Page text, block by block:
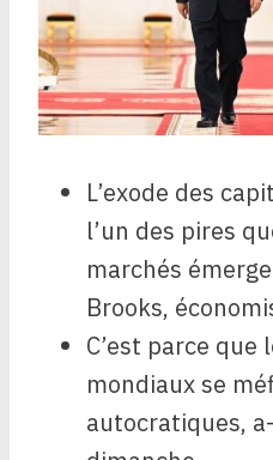
L’exode des
l’un des pires
marchés
Brooks,
C’est parce
mondiaux se
autocratiques,